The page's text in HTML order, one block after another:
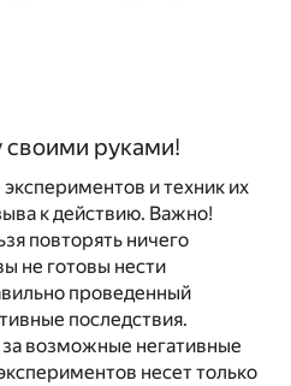
своими руками!
и техник их
к действию. Важно!
повторять ничего
не готовы нести
проведенный
последствия.
возможные негативные
несет только